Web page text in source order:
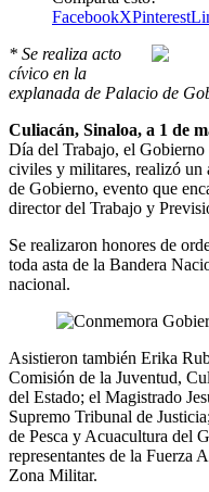
FacebookXPinterest
* Se realiza acto
cívico en la
explanada de Palacio de
Culiacán, Sinaloa, a 1 de
Día del Trabajo, el
civiles y militares, realizó un
de Gobierno, evento que
director del Trabajo y
Se realizaron honores de
toda asta de la Bandera
nacional.
Asistieron también Erika
Comisión de la Juventud,
del Estado; el Magistrado
Supremo Tribunal de
de Pesca y Acuacultura del
representantes de la Fuerza
Zona Militar.